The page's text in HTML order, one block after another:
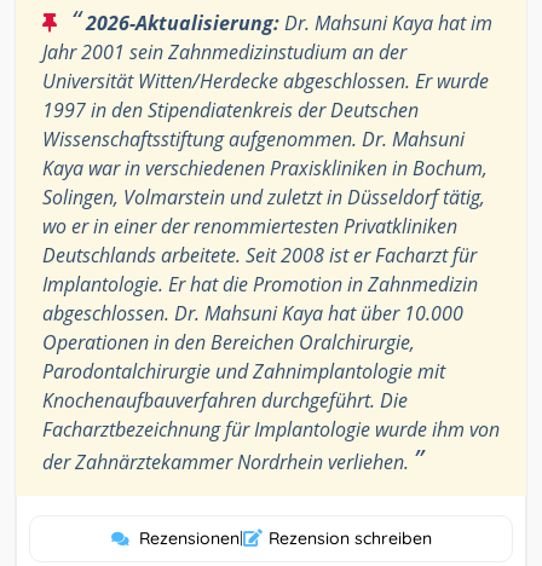
“2026-Aktualisierung:Dr. Mahsuni Kaya hat im
Jahr 2001 sein Zahnmedizinstudium an der
Universität Witten/Herdecke abgeschlossen. Er wurde
1997 in den Stipendiatenkreis der Deutschen
Wissenschaftsstiftung aufgenommen. Dr. Mahsuni
Kaya war in verschiedenen Praxiskliniken in Bochum,
Solingen, Volmarstein und zuletzt in Düsseldorf tätig,
wo er in einer der renommiertesten Privatkliniken
Deutschlands arbeitete. Seit 2008 ist er Facharzt für
Implantologie. Er hat die Promotion in Zahnmedizin
abgeschlossen. Dr. Mahsuni Kaya hat über 10.000
Operationen in den Bereichen Oralchirurgie,
Parodontalchirurgie und Zahnimplantologie mit
Knochenaufbauverfahren durchgeführt. Die
Facharztbezeichnung für Implantologie wurde ihm von
der Zahnärztekammer Nordrhein verliehen. ”
Rezensionen| Rezension schreiben